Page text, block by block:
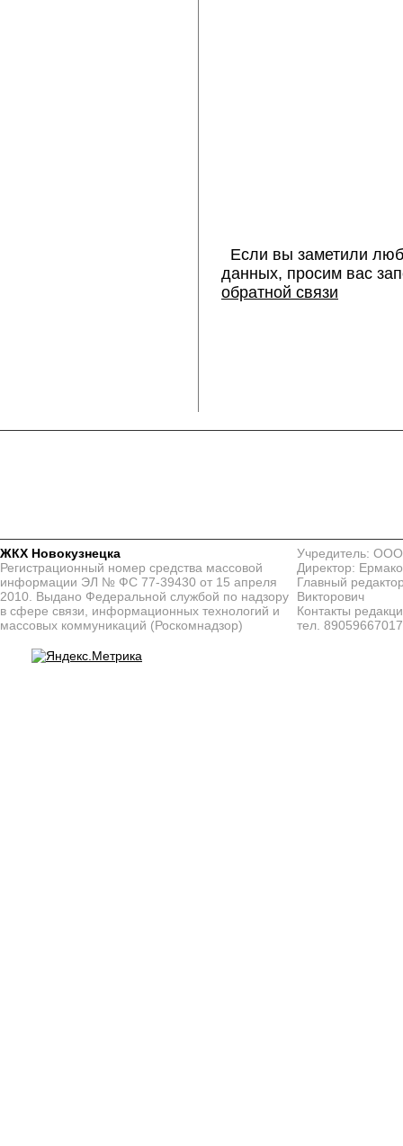
Если вы заметили
данных, просим вас
обратной связи
ЖКХ Новокузнецка
Регистрационный номер средства массовой
информации ЭЛ № ФС 77-39430 от 15 апреля
2010. Выдано Федеральной службой по надзору
в сфере связи, информационных технологий и
массовых коммуникаций (Роскомнадзор)
Учредитель:
Директор:
Главный
Викторович
Контакты
тел. 89059667017